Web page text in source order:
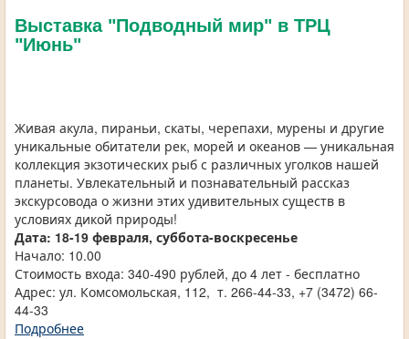
Выставка "Подводный мир" в ТРЦ
"Июнь"
Живая акула, пираньи, скаты, черепахи, мурены и другие
уникальные обитатели рек, морей и океанов — уникальная
коллекция экзотических рыб с различных уголков нашей
планеты. Увлекательный и познавательный рассказ
экскурсовода о жизни этих удивительных существ в
условиях дикой природы!
Дата: 18-19 февраля, суббота-воскресенье
Начало: 10.00
Стоимость входа: 340-490 рублей, до 4 лет - бесплатно
Адрес: ул. Комсомольская, 112, т. 266-44-33, +7 (3472) 66-
44-33
Подробнее